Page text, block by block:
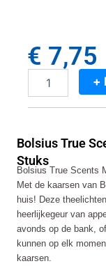
€ 7,75
Bolsius
Appel
Kaneel
8
Stuks
aantal
+
Bolsius True
Stuks
Bolsius True Scents
Met de kaarsen van
huis! Deze
heerlijkegeur van
avonds op de bank,
kunnen op elk
kaarsen.